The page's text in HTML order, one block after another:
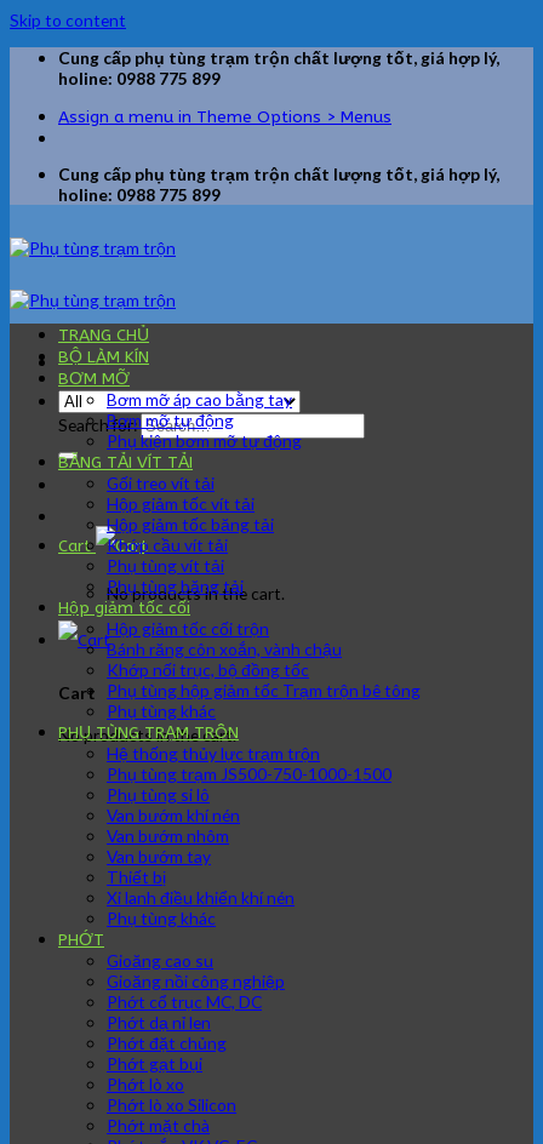
Skip to content
Cung cấp phụ tùng trạm trộn chất lượng tốt, giá hợp lý,
holine: 0988 775 899
Assign a menu in Theme Options > Menus
Cung cấp phụ tùng trạm trộn chất lượng tốt, giá hợp lý,
holine: 0988 775 899
Search for:
Cart
No products in the cart.
Cart
No products in the cart.
TRANG CHỦ
BỘ LÀM KÍN
BƠM MỠ
Bơm mỡ áp cao bằng tay
Bơm mỡ tự động
Phụ kiện bơm mỡ tự động
BĂNG TẢI VÍT TẢI
Gối treo vít tải
Hộp giảm tốc vít tải
Hộp giảm tốc băng tải
Khớp cầu vít tải
Phụ tùng vít tải
Phụ tùng băng tải
Hộp giảm tốc cối
Hộp giảm tốc cối trộn
Bánh răng côn xoắn, vành chậu
Khớp nối trục, bộ đồng tốc
Phụ tùng hộp giảm tốc Trạm trộn bê tông
Phụ tùng khác
PHỤ TÙNG TRẠM TRÔN
Hệ thống thủy lực trạm trộn
Phụ tùng trạm JS500-750-1000-1500
Phụ tùng si lô
Van bướm khí nén
Van bướm nhôm
Van bướm tay
Thiết bị
Xi lanh điều khiển khí nén
Phụ tùng khác
PHỚT
Gioăng cao su
Gioăng nồi công nghiệp
Phớt cổ trục MC, DC
Phớt dạ nỉ len
Phớt đặt chủng
Phớt gạt bụi
Phớt lò xo
Phớt lò xo Silicon
Phớt mặt chà